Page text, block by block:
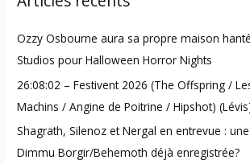
f
o
r
:
Ozzy Osbourne aura sa propre maison
Studios pour Halloween Horror Nights
26:08:02 – Festivent 2026 (The Offspring /
Machins / Angine de Poitrine / Hipshot)
Shagrath, Silenoz et Nergal en entrevue :
Dimmu Borgir/Behemoth déjà enregistrée?